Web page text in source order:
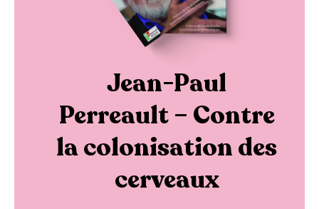
Jean-Paul
Perreault – Contre
la colonisation des
cerveaux